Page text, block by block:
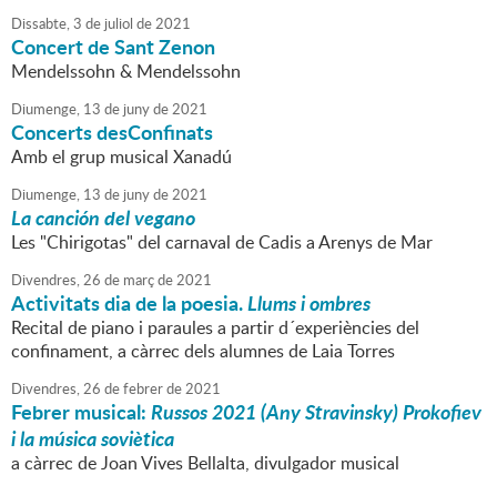
Dissabte,3 de juliol de2021
Concert de Sant Zenon
Mendelssohn & Mendelssohn
Diumenge, 13 de junyde2021
Concerts desConfinats
Amb el grup musical Xanadú
Diumenge, 13 de junyde2021
La canción del vegano
Les "Chirigotas" del carnaval de Cadis a Arenys de Mar
Divendres,26 de marçde2021
Activitats dia de la poesia.Llums i ombres
Recital de piano i paraules a partir d´experiències del
confinament, a càrrec dels alumnes de Laia Torres
Divendres,26 defebrerde2021
Febrer musical:Russos 2021 (Any Stravinsky) Prokofiev
i la música soviètica
a càrrec de Joan Vives Bellalta, divulgador musical